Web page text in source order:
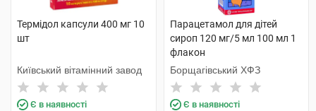
Термідол капсули 400 мг 10
шт
Київський вітамінний завод
Є в наявності
Парацетамол для дітей
сироп 120 мг/5 мл 100 мл 1
флакон
Борщагівський ХФЗ
Є в наявності